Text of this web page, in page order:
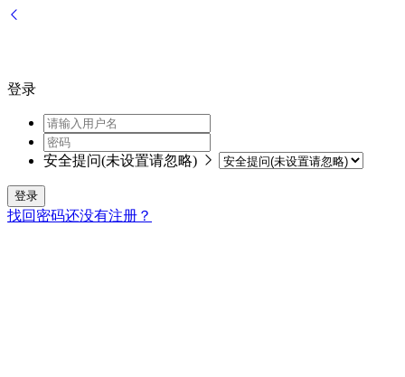
登录
安全提问(未设置请忽略)
登录
找回密码还没有注册？